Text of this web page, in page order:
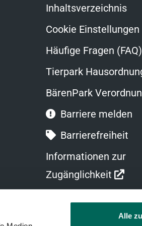
Alle
Inhaltsverzeichnis
Cookie Einstellungen
Häufige Fragen (FAQ)
Tierpark
BärenPark
Barriere melden
Barrierefreiheit
Informationen zur
Zugänglichkeit
Link
in